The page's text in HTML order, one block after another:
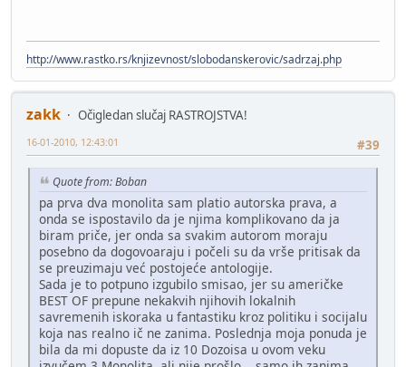
http://www.rastko.rs/knjizevnost/slobodanskerovic/sadrzaj.php
zakk
Očigledan slučaj RASTROJSTVA!
#39
16-01-2010, 12:43:01
Quote from: Boban
pa prva dva monolita sam platio autorska prava, a
onda se ispostavilo da je njima komplikovano da ja
biram priče, jer onda sa svakim autorom moraju
posebno da dogovoaraju i počeli su da vrše pritisak da
se preuzimaju već postojeće antologije.
Sada je to potpuno izgubilo smisao, jer su američke
BEST OF prepune nekakvih njihovih lokalnih
savremenih iskoraka u fantastiku kroz politiku i socijalu
koja nas realno ič ne zanima. Poslednja moja ponuda je
bila da mi dopuste da iz 10 Dozoisa u ovom veku